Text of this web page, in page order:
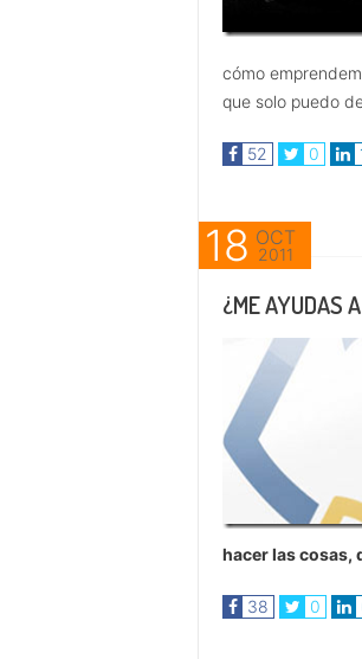
cómo
que solo puedo
52 0
18 OCT
2011
¿ME AYUDAS
hacer las cosas,
38 0